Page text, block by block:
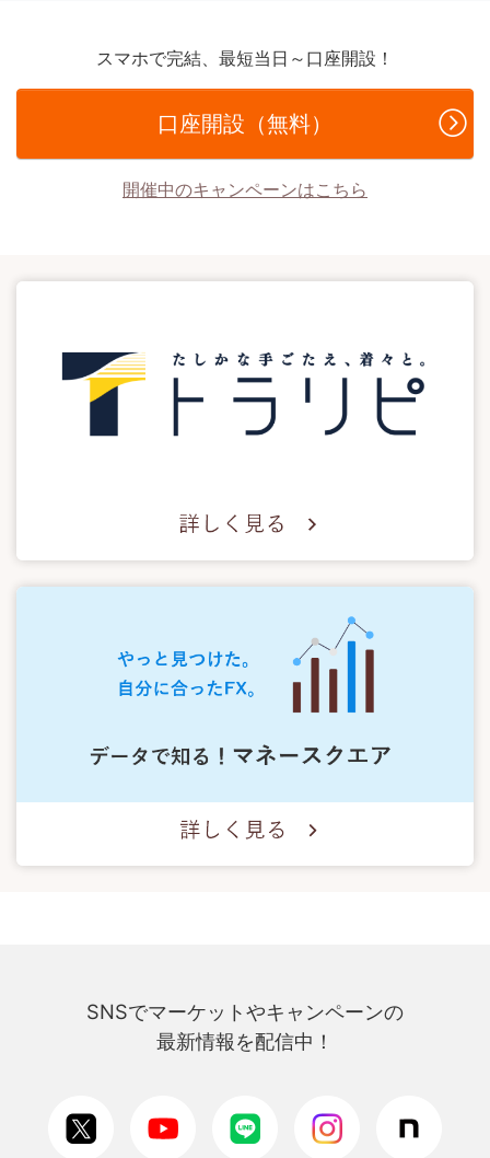
スマホで完結、最短当日～口座開設！
口座開設（無料）
開催中のキャンペーンはこちら
SNSでマーケットやキャンペーンの
最新情報を配信中！